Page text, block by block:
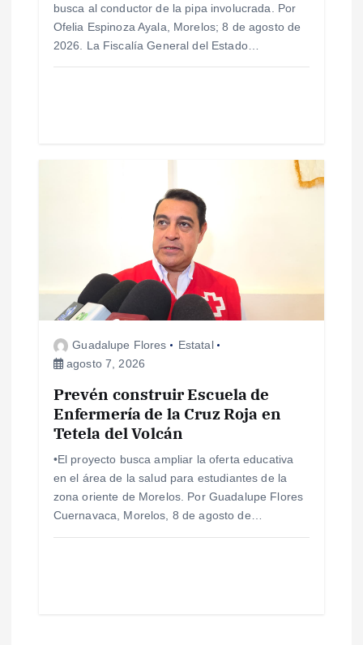
d
busca al conductor de la pipa involucrada. Por
Ofelia Espinoza Ayala, Morelos; 8 de agosto de
2026. La Fiscalía General del Estado…
Guadalupe Flores
Estatal
agosto 7, 2026
Prevén construir Escuela de
Enfermería de la Cruz Roja en
Tetela del Volcán
•El proyecto busca ampliar la oferta educativa
en el área de la salud para estudiantes de la
zona oriente de Morelos. Por Guadalupe Flores
Cuernavaca, Morelos, 8 de agosto de…